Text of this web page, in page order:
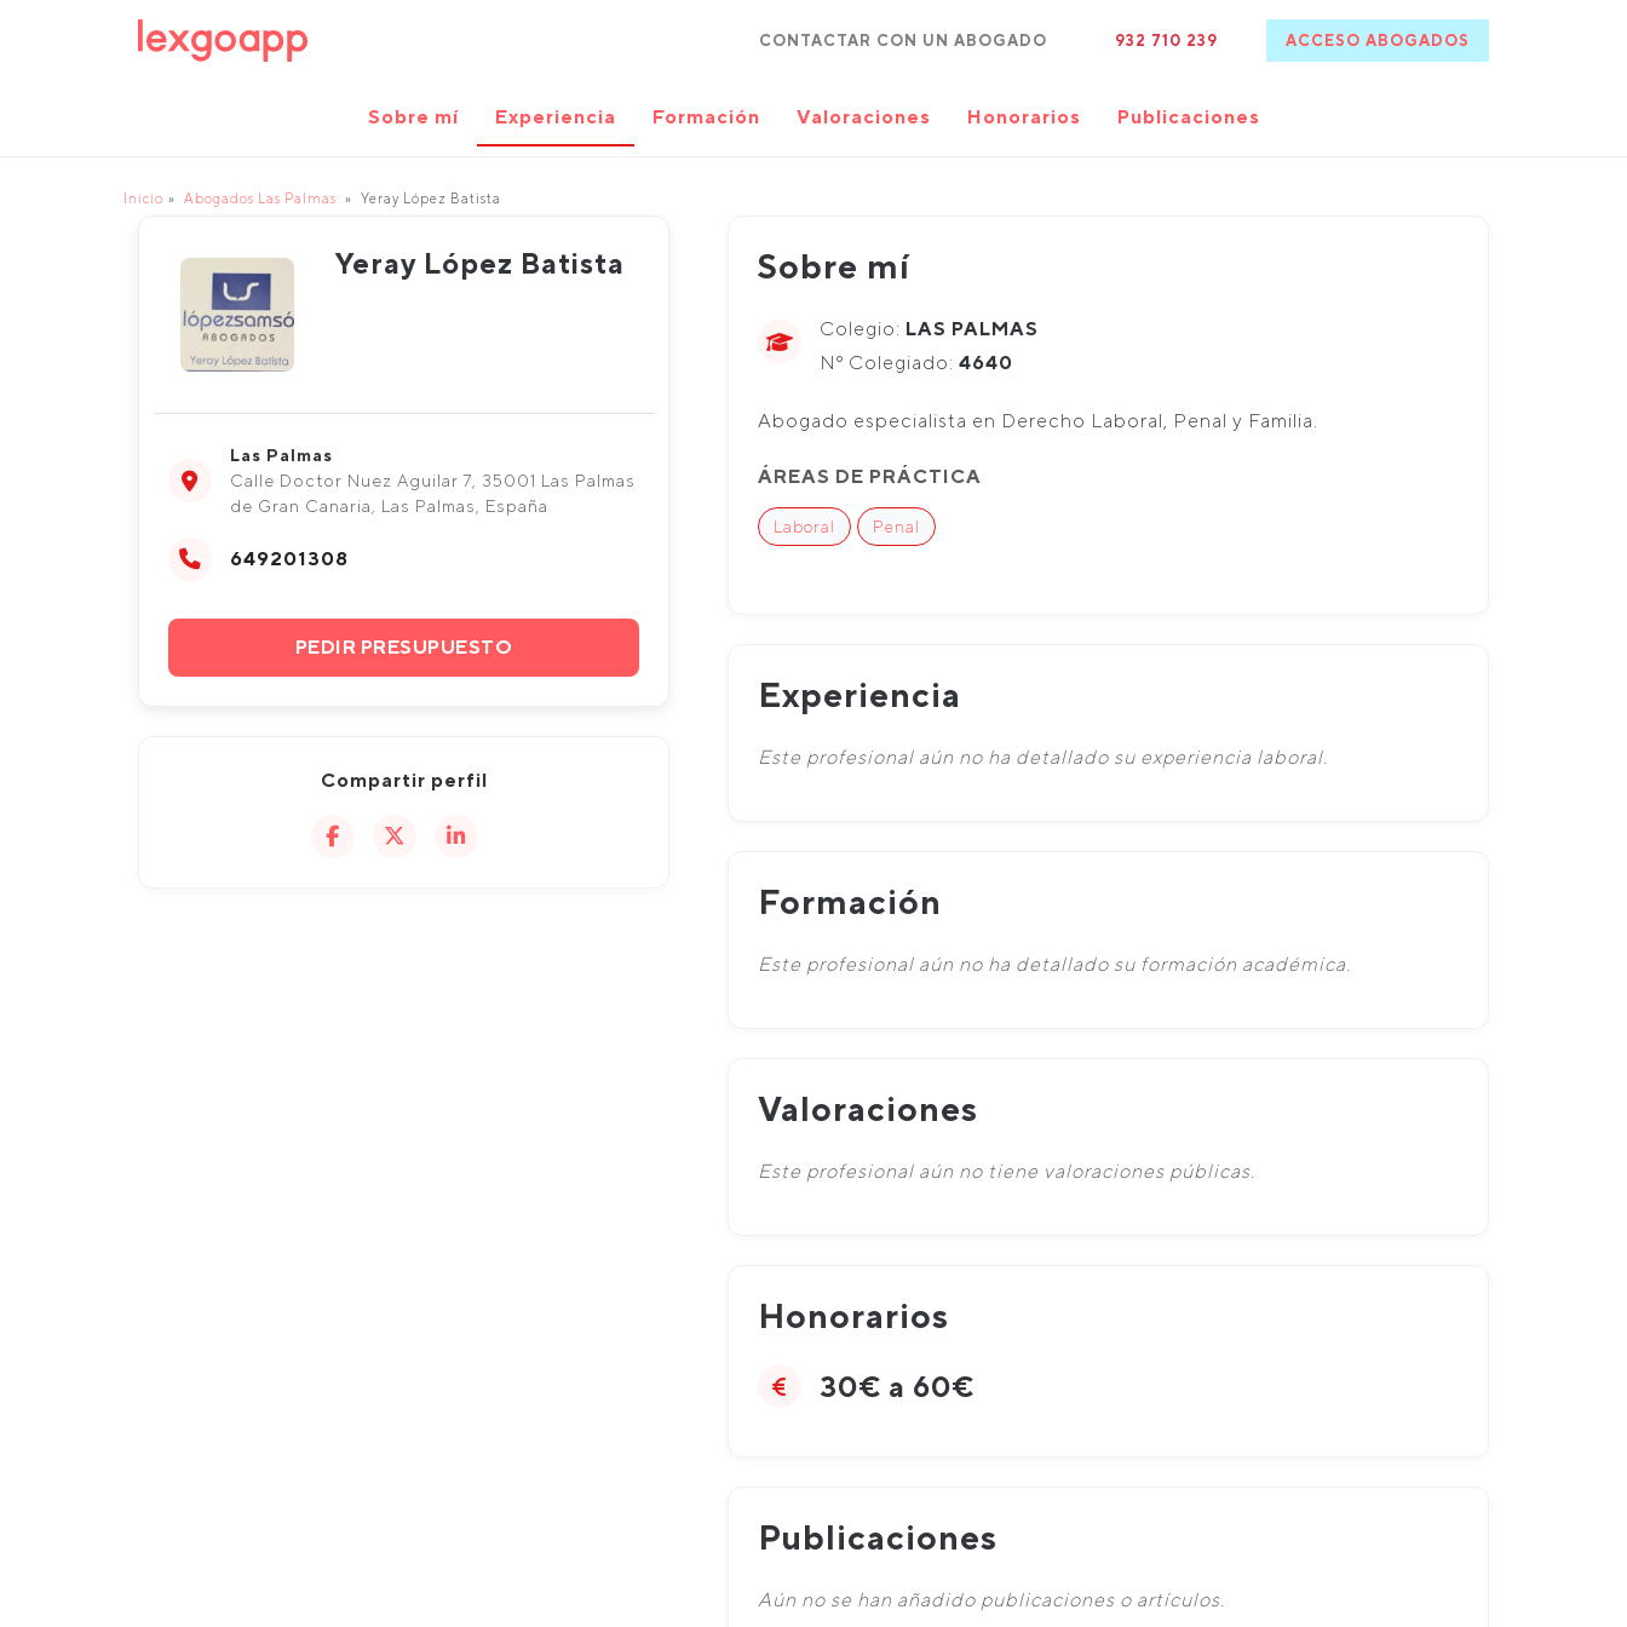
CONTACTAR CON UN ABOGADO 932 710 239 ACCESO ABOGADOS
Sobre mí Experiencia Formación Valoraciones Honorarios Publicaciones
Inicio Abogados Las Palmas Yeray López Batista
Yeray López Batista
Las Palmas
Calle Doctor Nuez Aguilar 7, 35001 Las Palmas
de Gran Canaria, Las Palmas, España
649201308
PEDIR PRESUPUESTO
Compartir perfil
Sobre mí
Colegio: LAS PALMAS
Nº Colegiado: 4640
Abogado especialista en Derecho Laboral, Penal y Familia.
ÁREAS DE PRÁCTICA
Laboral Penal
Experiencia
Este profesional aún no ha detallado su experiencia laboral.
Formación
Este profesional aún no ha detallado su formación académica.
Valoraciones
Este profesional aún no tiene valoraciones públicas.
Honorarios
30€ a 60€
Publicaciones
Aún no se han añadido publicaciones o artículos.